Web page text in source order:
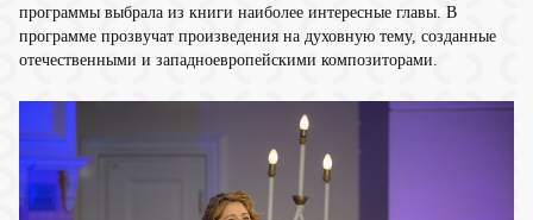
программы выбрала из книги наиболее интересные главы. В
программе прозвучат произведения на духовную тему, созданные
отечественными и западноевропейскими композиторами.